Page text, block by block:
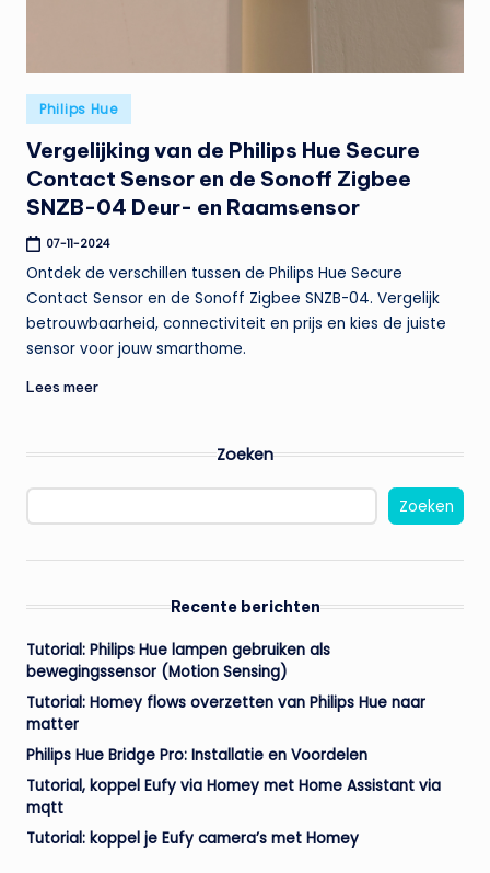
n
tGeplaatst
in
Philips Hue
Vergelijking van de Philips Hue Secure
Contact Sensor en de Sonoff Zigbee
SNZB-04 Deur- en Raamsensor
07-11-2024
Ontdek de verschillen tussen de Philips Hue Secure
Contact Sensor en de Sonoff Zigbee SNZB-04. Vergelijk
betrouwbaarheid, connectiviteit en prijs en kies de juiste
sensor voor jouw smarthome.
Lees meer
Zoeken
Zoeken
Recente berichten
Tutorial: Philips Hue lampen gebruiken als
bewegingssensor (Motion Sensing)
Tutorial: Homey flows overzetten van Philips Hue naar
matter
Philips Hue Bridge Pro: Installatie en Voordelen
Tutorial, koppel Eufy via Homey met Home Assistant via
mqtt
Tutorial: koppel je Eufy camera’s met Homey